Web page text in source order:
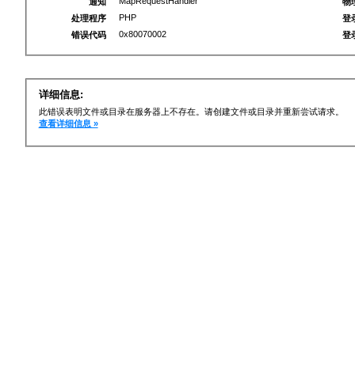
处理程序
PHP
错误代码
0x80070002
登
登
详细信息:
此错误表明文件或目录在服务器上不存在。请创建文件或目录并重新尝试请求。
查看详细信息 »